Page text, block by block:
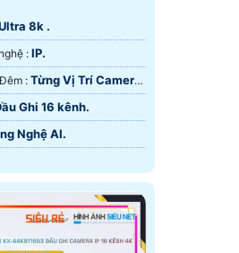
8k .
👍 Camera Công nghệ : IP.
🌙 Tầm Nhìn Ban Đêm : Từng Vị Trí Camera
Ghi 16 kênh.
Nghệ AI.